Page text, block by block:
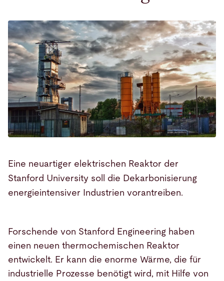
Eine neuartiger elektrischen Reaktor der
Stanford University soll die Dekarbonisierung
energieintensiver Industrien vorantreiben.
Forschende von Stanford Engineering haben
einen neuen thermochemischen Reaktor
entwickelt. Er kann die enorme Wärme, die für
industrielle Prozesse benötigt wird, mit Hilfe von